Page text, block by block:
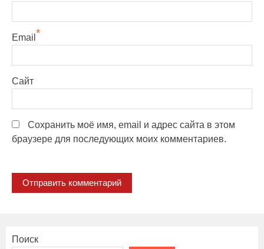
Email *
Сайт
Сохранить моё имя, email и адрес сайта в этом
браузере для последующих моих комментариев.
Поиск